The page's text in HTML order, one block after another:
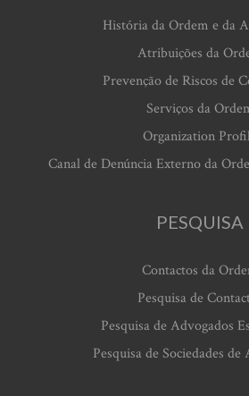
História da Ordem e da
Atribuições da
Prevenção de Riscos de
Serviços da
Organization
Canal de Denúncia Externo da
PESQUISA
Contactos da
Pesquisa de
Pesquisa de Advogados
Pesquisa de Sociedades de